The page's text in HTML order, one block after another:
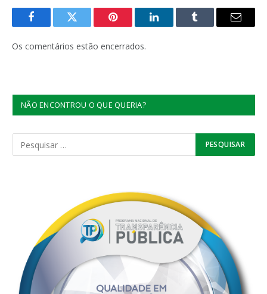
FacebookTwitter Pinterest LinkedInTumblr
E-
Os comentários estão encerrados.
NÃO ENCONTROU O QUE QUERIA?